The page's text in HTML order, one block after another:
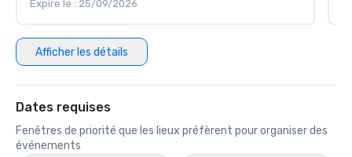
Expire le : 25/09/2026
Afficher les détails
Dates requises
Fenêtres de priorité que les lieux préfèrent pour organiser des
événements